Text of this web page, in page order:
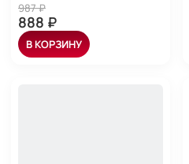
987 ₽
888 ₽
В КОРЗИНУ